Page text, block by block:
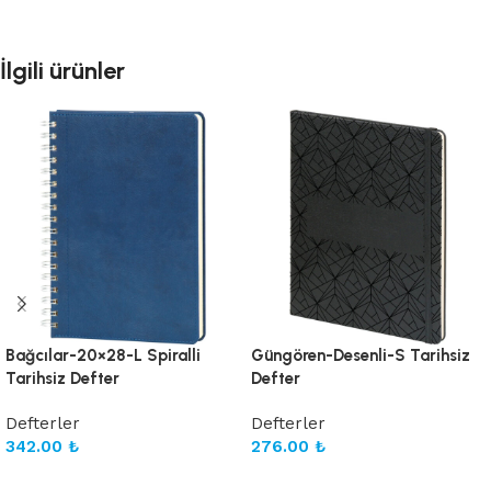
İlgili ürünler
Bağcılar-20×28-L Spiralli
Tarihsiz Defter
Defterler
342.00 ₺
Güngören-Desenli-S Tarihsiz
Defter
Defterler
276.00 ₺